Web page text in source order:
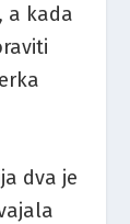
a kada
dva je